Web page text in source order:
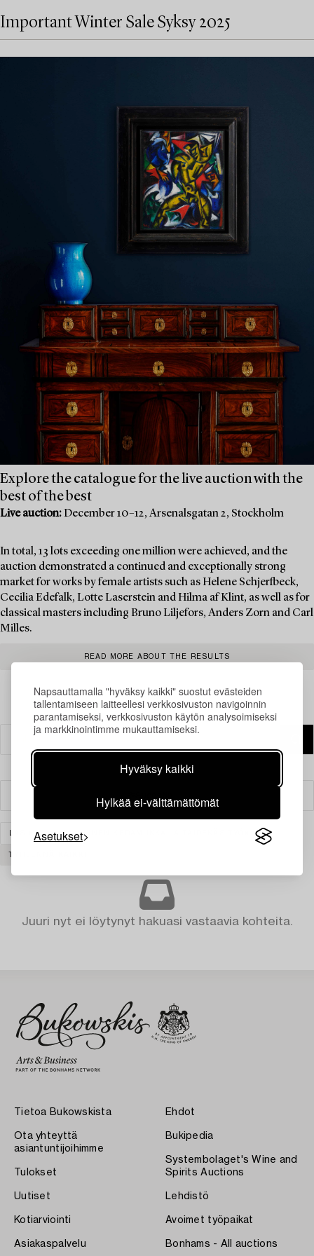
Napsauttamalla "hyväksy kaikki" suostut evästeiden
tallentamiseen laitteellesi verkkosivuston navigoinnin
parantamiseksi, verkkosivuston käytön analysoimiseksi
ja markkinointimme mukauttamiseksi.
Hyväksy kaikki
Hylkää ei-välttämättömät
Asetukset
Important Winter Sale Syksy 2025
Explore the catalogue for the live auction with the
best of the best
Live auction: December 10–12, Arsenalsgatan 2, Stockholm
In total, 13 lots exceeding one million were achieved, and the
auction demonstrated a continued and exceptionally strong
market for works by female artists such as Helene Schjerfbeck,
Cecilia Edefalk, Lotte Laserstein and Hilma af Klint, as well as for
classical masters including Bruno Liljefors, Anders Zorn and Carl
Milles.
READ MORE ABOUT THE RESULTS
AASIALAINEN KERAMIIKKA JA TAIDEKÄSITYÖ
Juuri nyt ei löytynyt hakuasi vastaavia kohteita.
Tietoa Bukowskista
Ota yhteyttä
asiantuntijoihimme
Tulokset
Uutiset
Kotiarviointi
Asiakaspalvelu
Ehdot
Bukipedia
Systembolaget's Wine and
Spirits Auctions
Lehdistö
Avoimet työpaikat
Bonhams - All auctions